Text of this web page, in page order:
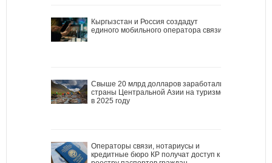
Кыргызстан и Россия создадут
единого мобильного оператора связи
Свыше 20 млрд долларов заработали
страны Центральной Азии на туризме
в 2025 году
Операторы связи, нотариусы и
кредитные бюро КР получат доступ к